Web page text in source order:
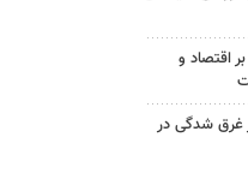
اقتصاد و
غرق شدگی در